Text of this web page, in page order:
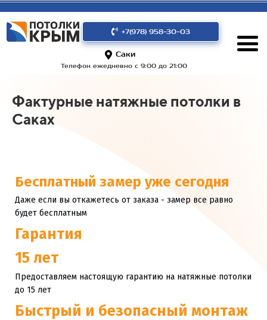
+7(978) 958-30-03
Саки
Телефон ежедневно с 9:00 до 21:00
Фактурные натяжные потолки в
Саках
Бесплатный замер уже сегодня
Даже если вы откажетесь от заказа - замер все равно
будет бесплатным
Гарантия
15 лет
Предоставляем настоящую гарантию на натяжные потолки
до 15 лет
Быстрый и безопасный монтаж